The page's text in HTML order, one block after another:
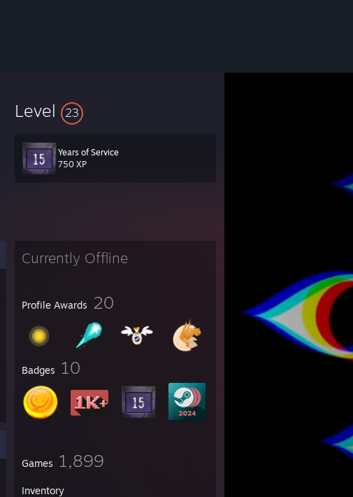
Level 23
Years of Service
750 XP
Currently Offline
Profile Awards 20
Badges 10
Games 1,899
Inventory